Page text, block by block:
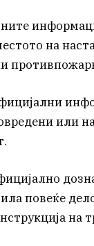
на
или
повеќе
на